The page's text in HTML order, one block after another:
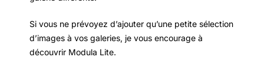
Si vous ne prévoyez d’ajouter qu’une petite sélection
d’images à vos galeries, je vous encourage à
découvrir Modula Lite.